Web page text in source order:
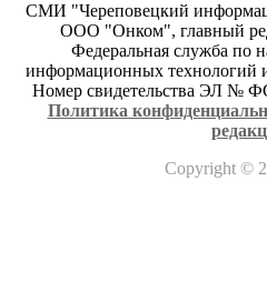
СМИ "Череповецкий
ООО "Онком", главный
Федеральная служба по
информационных технологий
Номер свидетельства ЭЛ №
Политика
Copyright©